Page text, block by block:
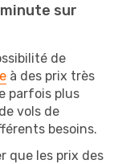
sur
de
à des prix très
parfois plus
vols de
besoins.
que les prix des